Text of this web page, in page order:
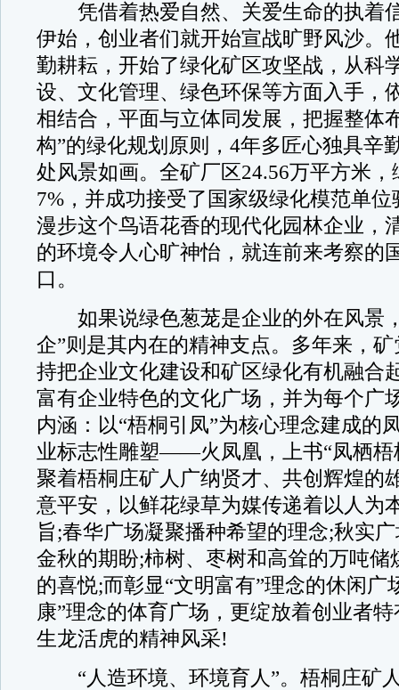
凭借着热爱自然、关爱生命的执着
伊始，创业者们就开始宣战旷野风沙。
勤耕耘，开始了绿化矿区攻坚战，从科
设、文化管理、绿色环保等方面入手，
相结合，平面与立体同发展，把握整体
构”的绿化规划原则，4年多匠心独具辛
处风景如画。全矿厂区24.56万平方米
7%，并成功接受了国家级绿化模范单
漫步这个鸟语花香的现代化园林企业，
的环境令人心旷神怡，就连前来考察的
口。
如果说绿色葱茏是企业的外在风景
企”则是其内在的精神支点。多年来，
持把企业文化建设和矿区绿化有机融合
富有企业特色的文化广场，并为每个广
内涵：以“梧桐引凤”为核心理念建成的
业标志性雕塑——火凤凰，上书“凤栖梧
聚着梧桐庄矿人广纳贤才、共创辉煌的
意平安，以鲜花绿草为媒传递着以人为
旨;春华广场凝聚播种希望的理念;秋实
金秋的期盼;柿树、枣树和高耸的万吨储
的喜悦;而彰显“文明富有”理念的休闲广
康”理念的体育广场，更绽放着创业者
生龙活虎的精神风采!
“人造环境、环境育人”。梧桐庄矿